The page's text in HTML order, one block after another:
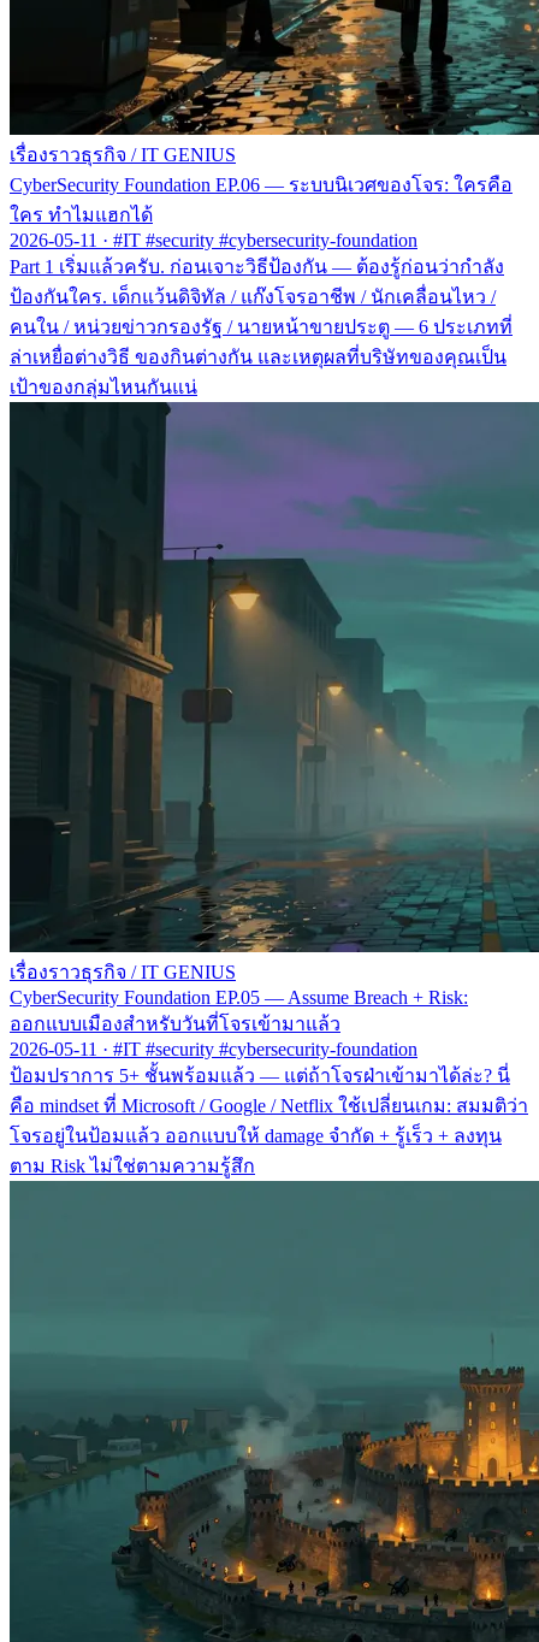
เรื่องราวธุรกิจ / IT GENIUS
CyberSecurity Foundation EP.06 — ระบบนิเวศของโจร: ใครคือ
ใคร ทำไมแฮกได้
2026-05-11 · #IT #security #cybersecurity-foundation
Part 1 เริ่มแล้วครับ. ก่อนเจาะวิธีป้องกัน — ต้องรู้ก่อนว่ากำลัง
ป้องกันใคร. เด็กแว้นดิจิทัล / แก๊งโจรอาชีพ / นักเคลื่อนไหว /
คนใน / หน่วยข่าวกรองรัฐ / นายหน้าขายประตู — 6 ประเภทที่
ล่าเหยื่อต่างวิธี ของกินต่างกัน และเหตุผลที่บริษัทของคุณเป็น
เป้าของกลุ่มไหนกันแน่
เรื่องราวธุรกิจ / IT GENIUS
CyberSecurity Foundation EP.05 — Assume Breach + Risk:
ออกแบบเมืองสำหรับวันที่โจรเข้ามาแล้ว
2026-05-11 · #IT #security #cybersecurity-foundation
ป้อมปราการ 5+ ชั้นพร้อมแล้ว — แต่ถ้าโจรฝ่าเข้ามาได้ล่ะ? นี่
คือ mindset ที่ Microsoft / Google / Netflix ใช้เปลี่ยนเกม: สมมติว่า
โจรอยู่ในป้อมแล้ว ออกแบบให้ damage จำกัด + รู้เร็ว + ลงทุน
ตาม Risk ไม่ใช่ตามความรู้สึก